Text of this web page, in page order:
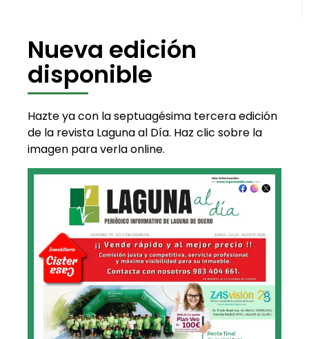
Nueva edición
disponible
Hazte ya con la septuagésima tercera edición
de la revista Laguna al Día. Haz clic sobre la
imagen para verla online.